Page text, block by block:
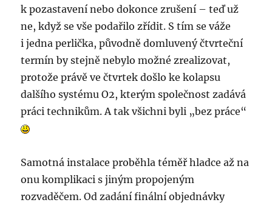
k pozastavení nebo dokonce zrušení – teď už
ne, když se vše podařilo zřídit. S tím se váže
i jedna perlička, původně domluvený čtvrteční
termín by stejně nebylo možné zrealizovat,
protože právě ve čtvrtek došlo ke kolapsu
dalšího systému O2, kterým společnost zadává
práci technikům. A tak všichni byli „bez práce“
Samotná instalace proběhla téměř hladce až na
onu komplikaci s jiným propojeným
rozvaděčem. Od zadání finální objednávky